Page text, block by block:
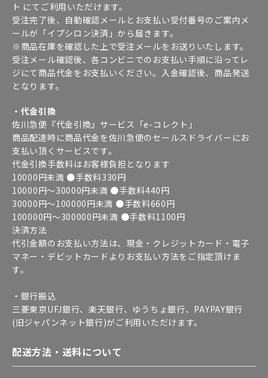
ト にてご利用いただけます。
受注完了後、自動確認メールとお支払い受付番号のご案内メ
ールが「イプシロン決済」から届きます。
※商品在庫を確認した上で受注メールをお送りいたします。
受注メール確認後、各コンビニでのお支払い手順に沿ってレ
ジにて商品代金をお支払いください。入金確認後、商品発送
となります。
・代金引換
佐川急便『代金引換』サービス「e-コレクト」
商品配達時に商品代金を佐川急便のセールスドライバーにお
支払い頂くサービスです。
代金引換手数料はお客様負担となります
10000円未満 ●手数料330円
10000円～30000円未満 ●手数料440円
30000円～100000円未満 ●手数料660円
100000円～300000円未満 ●手数料1100円
決済方法
代引金額のお支払い方法は、現金・クレジットカード・電子
マネー・デビットカードよりお支払い方法をご指定頂けま
す。
・銀行振込
三菱東京UFJ銀行、楽天銀行、ゆうちょ銀行、PAYPAY銀行
(旧ジャパンネット銀行)がご利用いただけます。
配送方法・送料について